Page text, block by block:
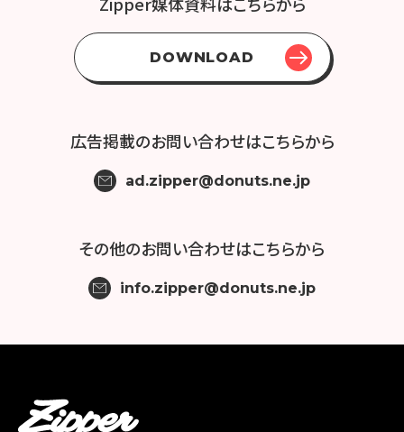
DOWNLOAD
広告掲載のお問い合わせはこちらから
ad.zipper@donuts.ne.jp
その他のお問い合わせはこちらから
info.zipper@donuts.ne.jp